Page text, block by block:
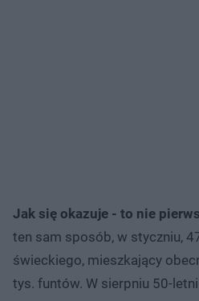
Jak się okazuje - to nie
ten sam sposób, w styczniu,
świeckiego, mieszkający
tys. funtów. W sierpniu 50-